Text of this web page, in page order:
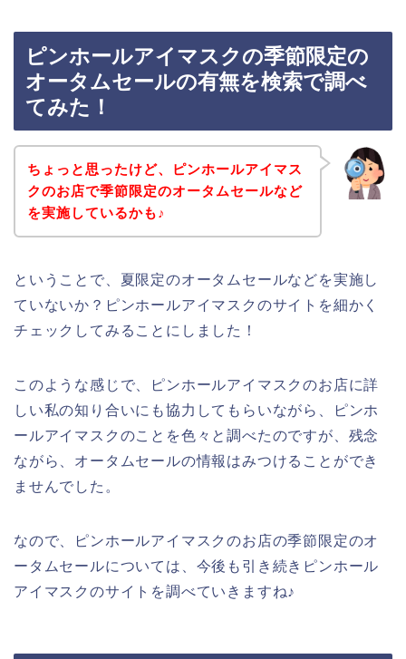
ピンホールアイマスクの季節限定の
オータムセールの有無を検索で調べ
てみた！
ちょっと思ったけど、ピンホールアイマス
クのお店で季節限定のオータムセールなど
を実施しているかも♪
ということで、夏限定のオータムセールなどを実施し
ていないか？ピンホールアイマスクのサイトを細かく
チェックしてみることにしました！
このような感じで、ピンホールアイマスクのお店に詳
しい私の知り合いにも協力してもらいながら、ピンホ
ールアイマスクのことを色々と調べたのですが、残念
ながら、オータムセールの情報はみつけることができ
ませんでした。
なので、ピンホールアイマスクのお店の季節限定のオ
ータムセールについては、今後も引き続きピンホール
アイマスクのサイトを調べていきますね♪